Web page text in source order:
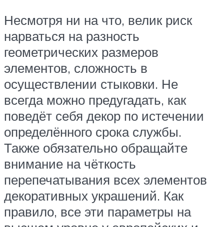
Несмотря ни на что, велик риск
нарваться на разность
геометрических размеров
элементов, сложность в
осуществлении стыковки. Не
всегда можно предугадать, как
поведёт себя декор по истечении
определённого срока службы.
Также обязательно обращайте
внимание на чёткость
перепечатывания всех элементов
декоративных украшений. Как
правило, все эти параметры на